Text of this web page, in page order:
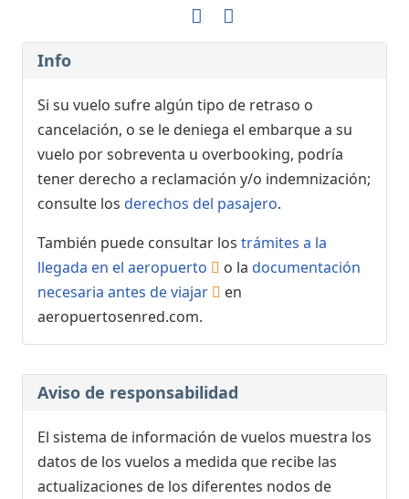
Info
Si su vuelo sufre algún tipo de retraso o
cancelación, o se le deniega el embarque a su
vuelo por sobreventa u overbooking, podría
tener derecho a reclamación y/o indemnización;
consulte los derechos del pasajero.
También puede consultar los trámites a la
llegada en el aeropuerto
o la documentación
necesaria antes de viajar
en
aeropuertosenred.com.
Aviso de responsabilidad
El sistema de información de vuelos muestra los
datos de los vuelos a medida que recibe las
actualizaciones de los diferentes nodos de